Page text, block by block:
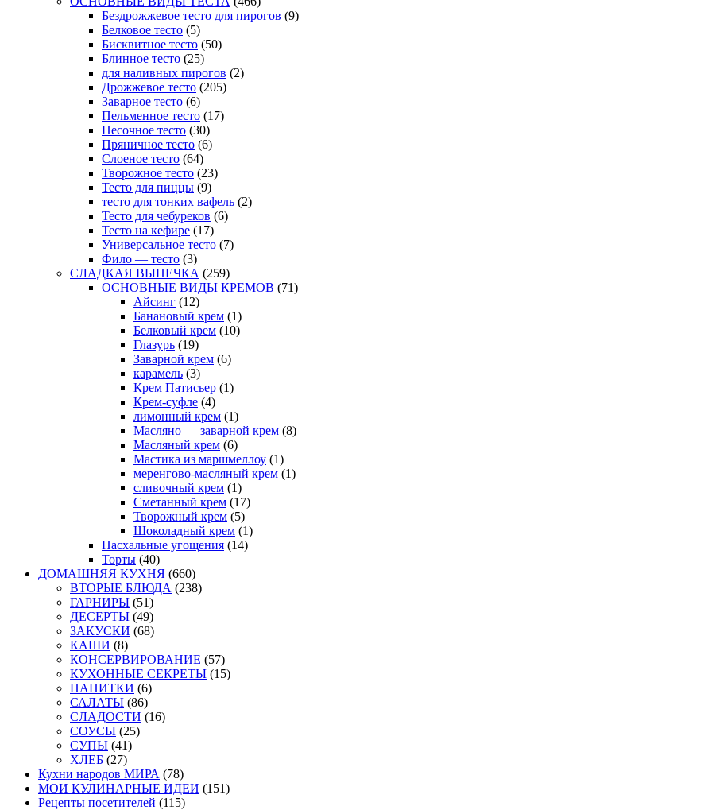
Бездрожжевое тесто для пирогов (9)
Белковое тесто (5)
Бисквитное тесто (50)
Блинное тесто (25)
для наливных пирогов (2)
Дрожжевое тесто (205)
Заварное тесто (6)
Пельменное тесто (17)
Песочное тесто (30)
Пряничное тесто (6)
Слоеное тесто (64)
Творожное тесто (23)
Тесто для пиццы (9)
тесто для тонких вафель (2)
Тесто для чебуреков (6)
Тесто на кефире (17)
Универсальное тесто (7)
Фило — тесто (3)
СЛАДКАЯ ВЫПЕЧКА (259)
ОСНОВНЫЕ ВИДЫ КРЕМОВ (71)
Айсинг (12)
Банановый крем (1)
Белковый крем (10)
Глазурь (19)
Заварной крем (6)
карамель (3)
Крем Патисьер (1)
Крем-суфле (4)
лимонный крем (1)
Масляно — заварной крем (8)
Масляный крем (6)
Мастика из маршмеллоу (1)
меренгово-масляный крем (1)
сливочный крем (1)
Сметанный крем (17)
Творожный крем (5)
Шоколадный крем (1)
Пасхальные угощения (14)
Торты (40)
ДОМАШНЯЯ КУХНЯ (660)
ВТОРЫЕ БЛЮДА (238)
ГАРНИРЫ (51)
ДЕСЕРТЫ (49)
ЗАКУСКИ (68)
КАШИ (8)
КОНСЕРВИРОВАНИЕ (57)
КУХОННЫЕ СЕКРЕТЫ (15)
НАПИТКИ (6)
САЛАТЫ (86)
СЛАДОСТИ (16)
СОУСЫ (25)
СУПЫ (41)
ХЛЕБ (27)
Кухни народов МИРА (78)
МОИ КУЛИНАРНЫЕ ИДЕИ (151)
Рецепты посетителей (115)